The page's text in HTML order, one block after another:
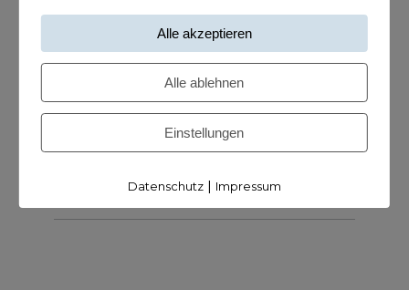
29. September 2021
43Minuten
Larissa Wasserthal sagt: Alles beginnt
15. April 2021
Alle akzeptieren
Alle ablehnen
Einstellungen
Datenschutz| Impressum